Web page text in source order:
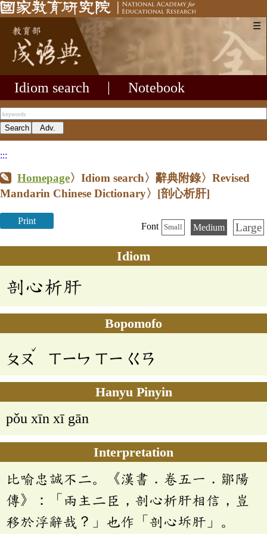
☰
Idiom search Notebook
:::
Homepage〉Idiom search〉辭典附錄〉Revised
Mandarin Chinese Dictionary〉 [剖心析肝]
Print
Font Small Medium Large
Idiom
剖心析肝
Bopomofo
ㄆㄡ
ˇ
ㄒㄧㄣ ㄒㄧ ㄍㄢ
Hanyu Pinyin
pǒu xīn xī gān
Interpretation
比喻忠誠不二。《漢書．卷五一．鄒陽
傳》：「兩主二臣，剖心析肝相信，豈
移於浮辭哉？」也作「剖心坼肝」。